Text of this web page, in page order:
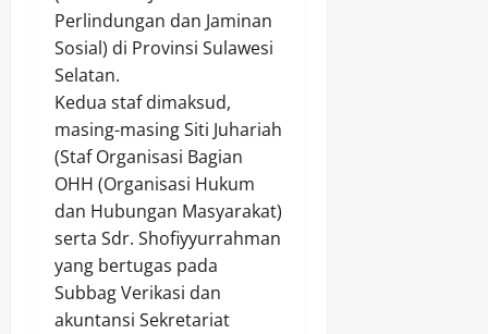
Perlindungan dan Jaminan
Sosial) di Provinsi Sulawesi
Selatan.
Kedua staf dimaksud,
masing-masing Siti Juhariah
(Staf Organisasi Bagian
OHH (Organisasi Hukum
dan Hubungan Masyarakat)
serta Sdr. Shofiyyurrahman
yang bertugas pada
Subbag Verikasi dan
akuntansi Sekretariat